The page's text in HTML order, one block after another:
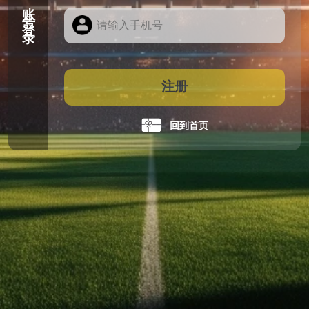
账号登录
注册
回到首页